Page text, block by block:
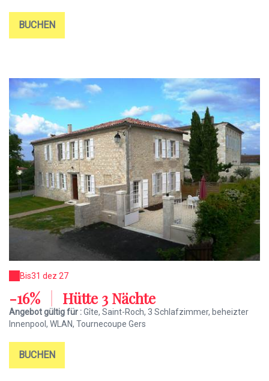
BUCHEN
Bis31 dez 27
-16% Hütte 3 Nächte
Angebot gültig für :Gîte, Saint-Roch, 3 Schlafzimmer, beheizter
Innenpool, WLAN, Tournecoupe Gers
BUCHEN